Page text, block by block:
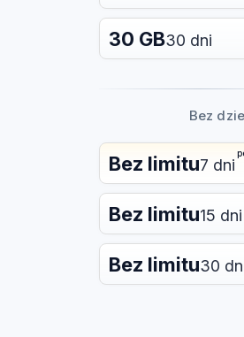
30 GB30 dni
Bez
Bez limitu7 dni
Bez limitu15 dni
Bez limitu30